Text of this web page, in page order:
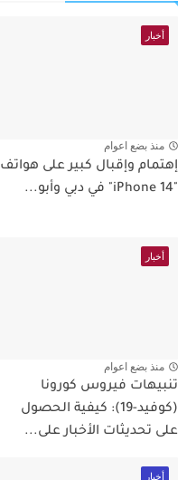
أخبار
منذ بضع اعوام
إهتمام وإقبال كبير على هواتف
"iPhone 14" في دبي وأبو...
أخبار
منذ بضع اعوام
تنبيهات فيروس كورونا
(كوفيد-19): كيفية الحصول
على تحديثات الأخبار على...
أخبار